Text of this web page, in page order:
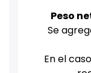
Peso
Se
En el